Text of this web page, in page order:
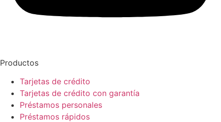
Productos
Tarjetas de crédito
Tarjetas de crédito con garantía
Préstamos personales
Préstamos rápidos